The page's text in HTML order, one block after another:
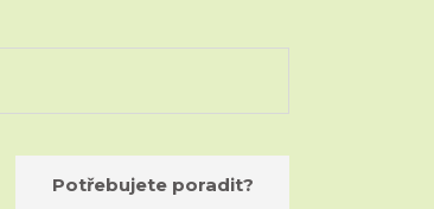
Potřebujete poradit?